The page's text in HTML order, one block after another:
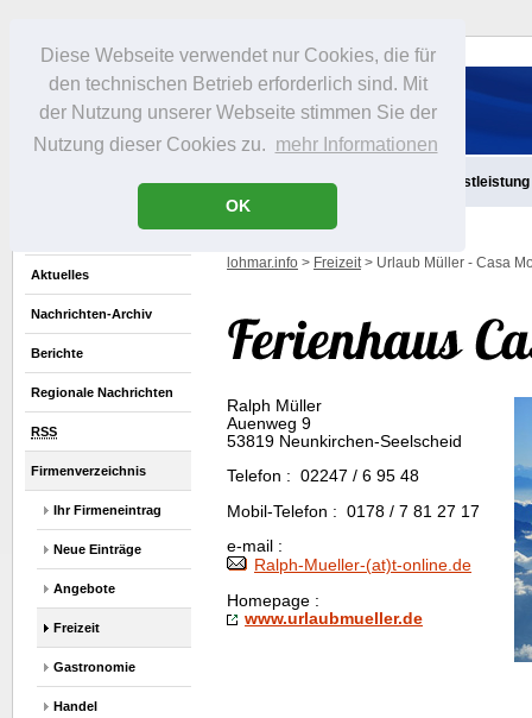
Diese Webseite verwendet nur Cookies, die für
den technischen Betrieb erforderlich sind. Mit
der Nutzung unserer Webseite stimmen Sie der
Nutzung dieser Cookies zu. mehr Informationen
OK
Infos Freizeit Gastronomie Dienstleistung
Aktuelles
Nachrichten-Archiv
Berichte
Regionale Nachrichten
RSS
Firmenverzeichnis
Ihr Firmeneintrag
Neue Einträge
Angebote
Freizeit
Gastronomie
Handel
lohmar.info > Freizeit> Urlaub Müller - Casa
Ralph Müller
Auenweg 9
53819 Neunkirchen-Seelscheid
Telefon : 02247 / 6 95 48
Mobil-Telefon : 0178 / 7 81 27 17
e-mail :
Ralph-Mueller-(at)t-online.de
Homepage :
www.urlaubmueller.de